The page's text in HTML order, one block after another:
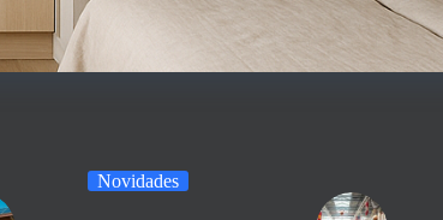
Novidades